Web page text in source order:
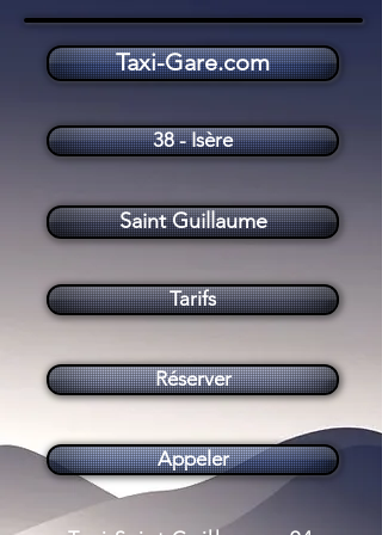
Tarifs
Taxi Saint Guillaume (38650)
Saint Guillaume
Taxi-Gare.com
Réserver
Appeler
38 - Isère